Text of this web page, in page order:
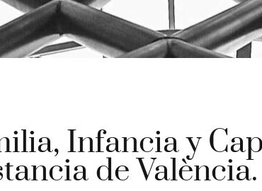
Infancia y
de